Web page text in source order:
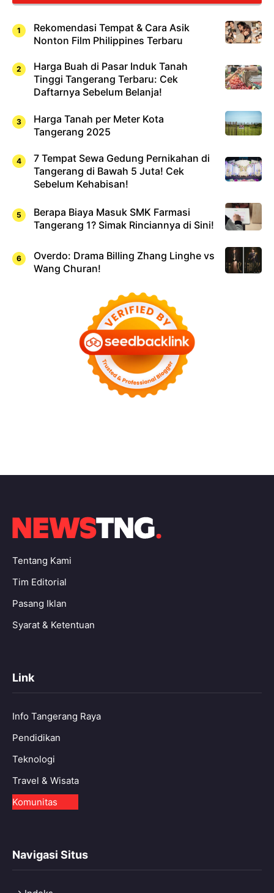
Rekomendasi Tempat & Cara Asik
Nonton Film Philippines Terbaru
Harga Buah di Pasar Induk Tanah
Tinggi Tangerang Terbaru: Cek
Daftarnya Sebelum Belanja!
Harga Tanah per Meter Kota
Tangerang 2025
7 Tempat Sewa Gedung Pernikahan di
Tangerang di Bawah 5 Juta! Cek
Sebelum Kehabisan!
Berapa Biaya Masuk SMK Farmasi
Tangerang 1? Simak Rinciannya di Sini!
Overdo: Drama Billing Zhang Linghe vs
Wang Churan!
Tentang Kami
Tim Editorial
Pasang Iklan
Syarat & Ketentuan
Link
Info Tangerang Raya
Pendidikan
Teknologi
Travel & Wisata
Komunitas
Navigasi Situs